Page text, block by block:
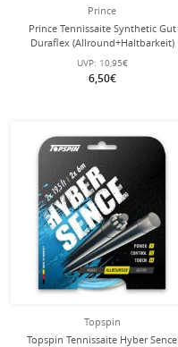
Prince
Prince Tennissaite Synthetic Gut
Duraflex (Allround+Haltbarkeit)
platinum 12m Set
UVP: 10,95€
6,50€
Topspin
Topspin Tennissaite Hyber Sence